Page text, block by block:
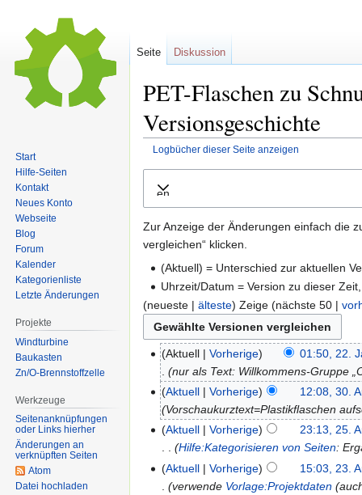
PET-Flaschen zu
Versionsgeschichte
Logbücher dieser Seite anzeigen
Navigation
Suche
Ausklappen
Zur Anzeige der Änderungen einfach die
vergleichen“ klicken.
(Aktuell) = Unterschied zur aktuellen
Uhrzeit/Datum = Version zu dieser
(neueste | älteste) Zeige (nächste 50 |
Aktuell Vorherige
01:50, 22.
nur als Text: Willkommens-Gruppe
Aktuell
Vorherige
12:08, 30.
Vorschaukurztext=Plastikflaschen
Aktuell
Vorherige
23:13, 25.
Hilfe:Kategorisieren von Seiten:
Aktuell
Vorherige
15:03, 23.
verwende Vorlage:Projektdaten
Seite Diskussion
Start
Hilfe-Seiten
Kontakt
Neues Konto
Webseite
Blog
Forum
Kalender
Kategorienliste
Letzte Änderungen
Projekte
Windturbine
Baukasten
Zn/O-Brennstoffzelle
Werkzeuge
Seitenanknüpfungen
oder Links hierher
Änderungen an
verknüpften Seiten
Atom
Datei hochladen